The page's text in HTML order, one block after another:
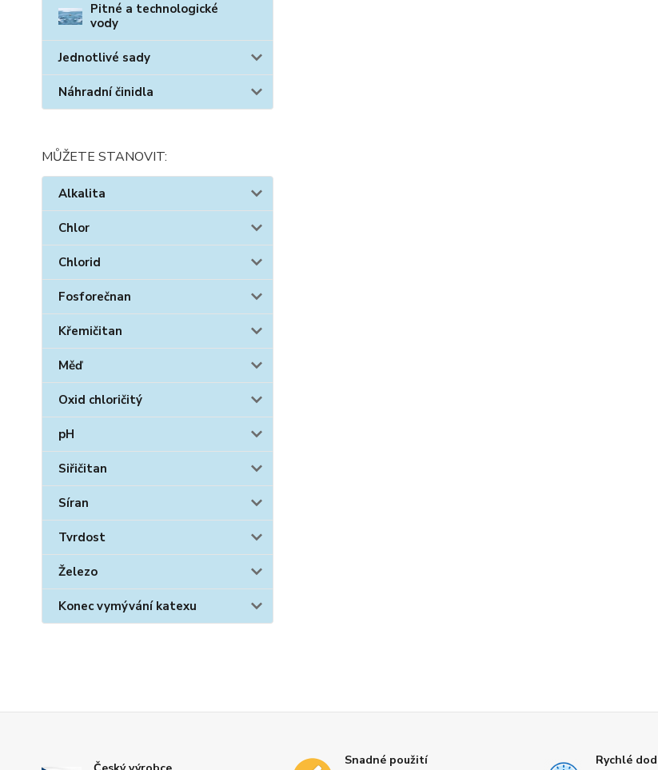
Pitné a technologické
vody
Jednotlivé sady
Náhradní činidla
MŮŽETE STANOVIT:
Alkalita
Chlor
Chlorid
Fosforečnan
Křemičitan
Měď
Oxid chloričitý
pH
Siřičitan
Síran
Tvrdost
Železo
Konec vymývání katexu
Snadné použití
Rychlé